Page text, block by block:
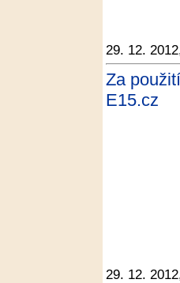
29. 12.
Za
E15.cz
29. 12.